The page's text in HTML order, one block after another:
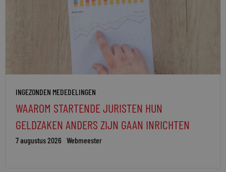
INGEZONDEN MEDEDELINGEN
WAAROM STARTENDE JURISTEN HUN
GELDZAKEN ANDERS ZIJN GAAN INRICHTEN
7 augustus 2026 Webmeester